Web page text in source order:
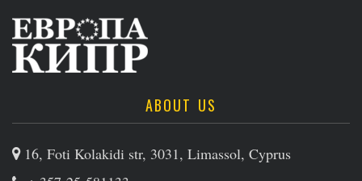
ABOUT US
16, Foti Kolakidi str, 3031, Limassol, Cyprus